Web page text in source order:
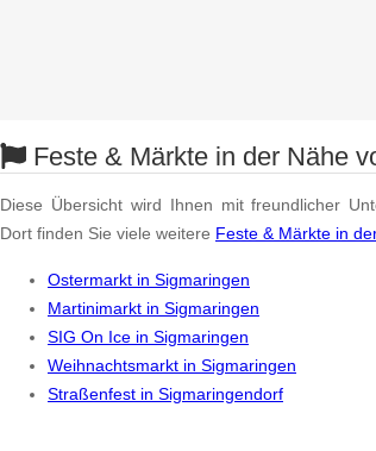
Feste & Märkte in der Nähe
Diese Übersicht wird Ihnen mit freundlicher
Dort finden Sie viele weitere Feste & Märkte in
Ostermarkt in Sigmaringen
Martinimarkt in Sigmaringen
SIG On Ice in Sigmaringen
Weihnachtsmarkt in Sigmaringen
Straßenfest in Sigmaringendorf